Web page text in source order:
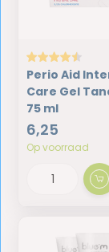
Perio Aid
Care Gel
75 ml
6,25
Op voorraad